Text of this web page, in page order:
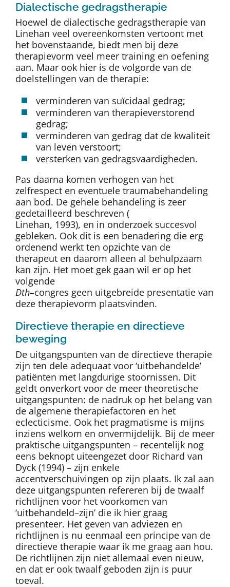
Dialectische gedragstherapie
Hoewel de dialectische gedragstherapie van
Linehan veel overeenkomsten vertoont met
het bovenstaande, biedt men bij deze
therapievorm veel meer training en oefening
aan. Maar ook hier is de volgorde van de
doelstellingen van de therapie:
verminderen van suïcidaal gedrag;
verminderen van therapieverstorend
gedrag;
verminderen van gedrag dat de kwaliteit
van leven verstoort;
versterken van gedragsvaardigheden.
Pas daarna komen verhogen van het
zelfrespect en eventuele traumabehandeling
aan bod. De gehele behandeling is zeer
gedetailleerd beschreven (
Linehan, 1993), en in onderzoek succesvol
gebleken. Ook dit is een benadering die erg
ordenend werkt ten opzichte van de
therapeut en daarom alleen al behulpzaam
kan zijn. Het moet gek gaan wil er op het
volgende
Dth–congres geen uitgebreide presentatie van
deze therapievorm plaatsvinden.
Directieve therapie en directieve
beweging
De uitgangspunten van de directieve therapie
zijn ten dele adequaat voor ‘uitbehandelde’
patiënten met langdurige stoornissen. Dit
geldt onverkort voor de meer theoretische
uitgangspunten: de nadruk op het belang van
de algemene therapiefactoren en het
eclecticisme. Ook het pragmatisme is mijns
inziens welkom en onvermijdelijk. Bij de meer
praktische uitgangspunten – recentelijk nog
eens beknopt uiteengezet door Richard van
Dyck (1994) – zijn enkele
accentverschuivingen op zijn plaats. Ik zal aan
deze uitgangspunten refereren bij de twaalf
richtlijnen voor het voorkomen van
‘uitbehandeld–zijn’ die ik hier graag
presenteer. Het geven van adviezen en
richtlijnen is nu eenmaal een principe van de
directieve therapie waar ik me graag aan hou.
De richtlijnen zijn niet allemaal even nieuw,
en dat er ook twaalf geboden zijn is puur
toeval.